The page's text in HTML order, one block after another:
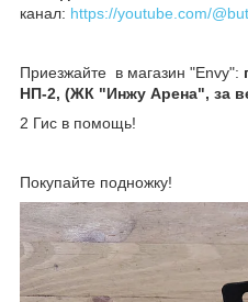
канал: https://youtube.com/
Приезжайте в магазин "Envy":
НП-2, (ЖК "Инжу Арена", за
2 Гис в помощь!
Покупайте подножку!